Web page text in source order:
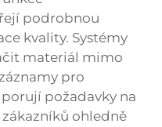
podrobnou
kvality. Systémy
materiál mimo
pro
požadavky na
ohledně